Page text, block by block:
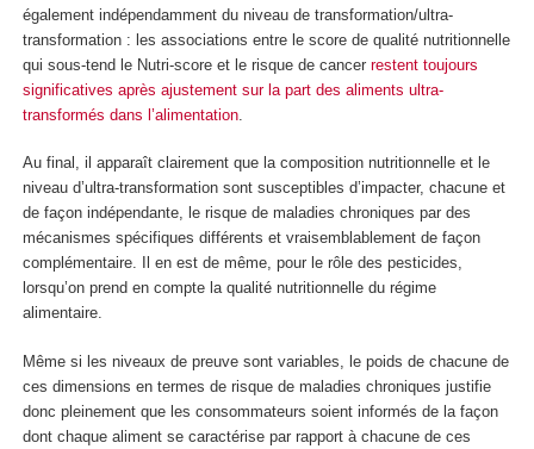
également indépendamment du niveau de transformation/ultra-
transformation : les associations entre le score de qualité nutritionnelle
qui sous-tend le Nutri-score et le risque de cancer restent toujours
significatives après ajustement sur la part des aliments ultra-
transformés dans l’alimentation
Au final, il apparaît clairement que la composition nutritionnelle et le
niveau d’ultra-transformation sont susceptibles d’impacter, chacune et
de façon indépendante, le risque de maladies chroniques par des
mécanismes spécifiques différents et vraisemblablement de façon
complémentaire. Il en est de même, pour le rôle des pesticides,
lorsqu’on prend en compte la qualité nutritionnelle du régime
alimentaire.
Même si les niveaux de preuve sont variables, le poids de chacune de
ces dimensions en termes de risque de maladies chroniques justifie
donc pleinement que les consommateurs soient informés de la façon
dont chaque aliment se caractérise par rapport à chacune de ces